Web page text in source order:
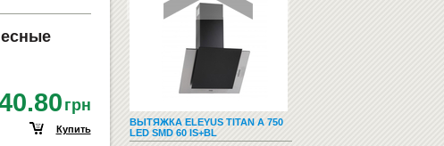
грн
Купить
ВЫТЯЖКА ELEYUS TITAN A 750
LED SMD 60 IS+BL